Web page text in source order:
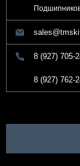
8 (927) 705-
8 (927) 762-